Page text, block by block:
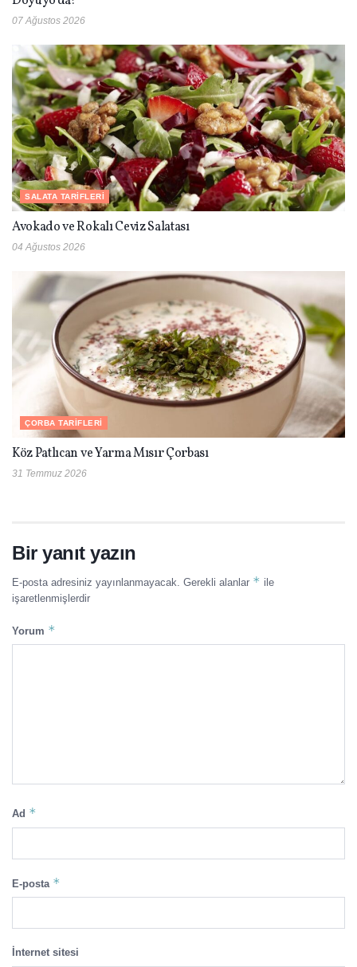
07 Ağustos 2026
SALATA TARIFLERI
Avokado ve Rokalı Ceviz Salatası
04 Ağustos 2026
ÇORBA TARIFLERI
Köz Patlıcan ve Yarma Mısır Çorbası
31 Temmuz 2026
Bir yanıt yazın
E-posta adresiniz yayınlanmayacak. Gerekli alanlar * ile
işaretlenmişlerdir
Yorum *
Ad *
E-posta *
İnternet sitesi